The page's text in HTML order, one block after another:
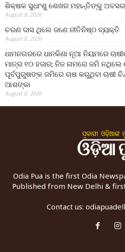
ଶିକ୍ଷକ ସୁଧାଂଶୁ ଶେଖର ମହାନ୍ତିଙ୍କୁ ଅବସର
August 8, 2026
ଚରଣ ଦାସ ଥିଲେ ଜଣେ ନୀତିନିଷ୍ଠ ବ୍ୟକ୍ତି
August 8, 2026
ଧାମନଗରରେ ଧାନକିଣା ନୂଆ ନିୟମରେ
ମାତ୍ର ୧୦ ହଜାର; ନିଜ ନାମରେ ଜମି
ପୂର୍ବପୁରୁଷଙ୍କ ଜମିରେ ଚାଷ କରୁଥିବା ଚାଷୀ
ଆଶଙ୍କା
August 8, 2026
Odia Pua is the first Odia
Published from New Delhi &
Contact us: